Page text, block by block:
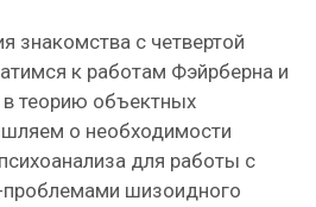
знакомства с четвертой
к работам Фэйрберна и
теорию объектных
о необходимости
для работы с
проблемами шизоидного